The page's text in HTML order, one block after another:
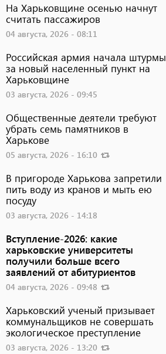
На Харьковщине осенью начнут
считать пассажиров
04 августа, 2026 - 08:11
Российская армия начала штурмы
за новый населенный пункт на
Харьковщине
03 августа, 2026 - 09:45
Общественные деятели требуют
убрать семь памятников в
Харькове
05 августа, 2026 - 16:10
В пригороде Харькова запретили
пить воду из кранов и мыть ею
посуду
03 августа, 2026 - 14:18
Вступление-2026: какие
харьковские университеты
получили больше всего
заявлений от абитуриентов
04 августа, 2026 - 09:48
Харьковский ученый призывает
коммунальщиков не совершать
экологическое преступление
03 августа, 2026 - 13:20